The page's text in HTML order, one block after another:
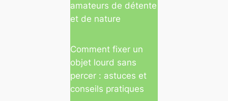
amateurs de détente
et de nature
Comment fixer un
objet lourd sans
percer : astuces et
conseils pratiques